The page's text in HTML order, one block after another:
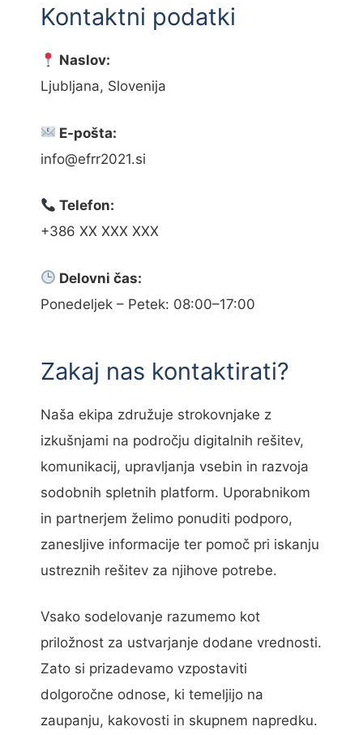
Kontaktni podatki
Naslov:
Ljubljana, Slovenija
E-pošta:
info@efrr2021.si
Telefon:
+386 XX XXX XXX
Delovni čas:
Ponedeljek – Petek: 08:00–17:00
Zakaj nas kontaktirati?
Naša ekipa združuje strokovnjake z
izkušnjami na področju digitalnih rešitev,
komunikacij, upravljanja vsebin in razvoja
sodobnih spletnih platform. Uporabnikom
in partnerjem želimo ponuditi podporo,
zanesljive informacije ter pomoč pri iskanju
ustreznih rešitev za njihove potrebe.
Vsako sodelovanje razumemo kot
priložnost za ustvarjanje dodane vrednosti.
Zato si prizadevamo vzpostaviti
dolgoročne odnose, ki temeljijo na
zaupanju, kakovosti in skupnem napredku.